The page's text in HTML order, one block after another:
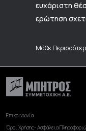
ευχάριστη
ερώτηση
Μάθε
Επικοινωνία
Όροι Χρήσης- Ασφάλεια